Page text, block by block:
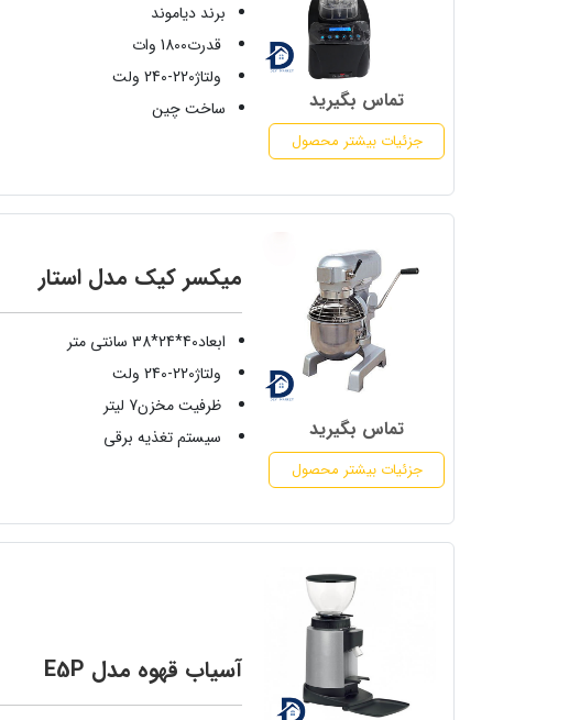
تماس بگیرید
جزئیات بیشتر محصول
برند دیاموند
قدرت1800 وات
ولتاژ220-240 ولت
ساخت چین
تماس بگیرید
جزئیات بیشتر محصول
میکسر کیک مدل استار
ابعاد40*24*38 سانتی متر
ولتاژ220-240 ولت
ظرفیت مخزن7 لیتر
سیستم تغذیه برقی
آسیاب قهوه مدل E5P